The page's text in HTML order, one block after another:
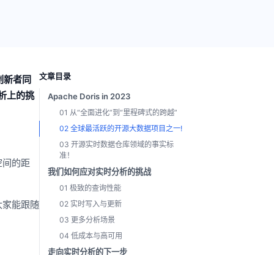
新者同
上的挑
间的距
能跟随
文章目录
Apache Doris in 2023
01 从“全面进化”到“里程碑式的跨越”
02 全球最活跃的开源大数据项目之一!
03 开源实时数据仓库领域的事实标
准！
我们如何应对实时分析的挑战
01 极致的查询性能
02 实时写入与更新
03 更多分析场景
04 低成本与高可用
走向实时分析的下一步